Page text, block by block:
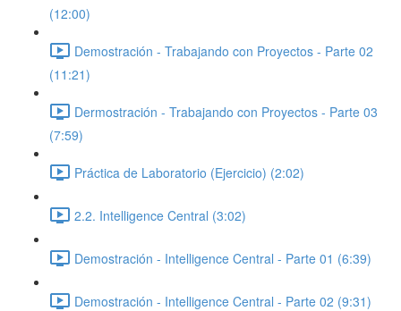
(12:00)
Demostración - Trabajando con Proyectos - Parte 02
(11:21)
Dermostración - Trabajando con Proyectos - Parte 03
(7:59)
Práctica de Laboratorio (Ejercicio) (2:02)
2.2. Intelligence Central (3:02)
Demostración - Intelligence Central - Parte 01 (6:39)
Demostración - Intelligence Central - Parte 02 (9:31)